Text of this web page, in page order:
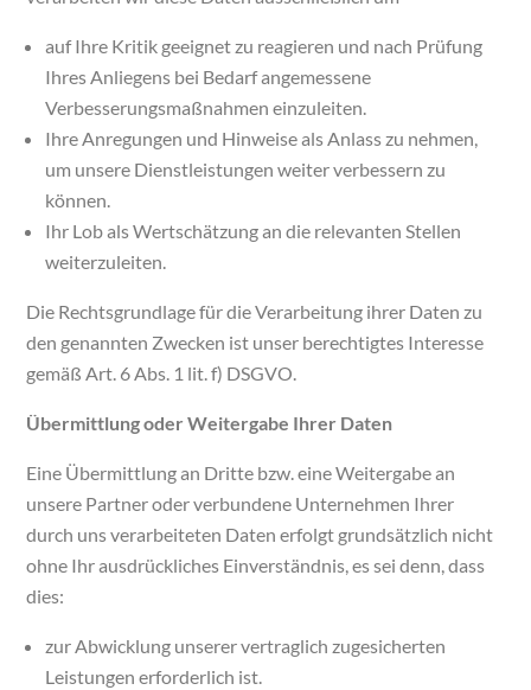
auf Ihre Kritik geeignet zu reagieren und nach Prüfung
Ihres Anliegens bei Bedarf angemessene
Verbesserungsmaßnahmen einzuleiten.
Ihre Anregungen und Hinweise als Anlass zu nehmen,
um unsere Dienstleistungen weiter verbessern zu
können.
Ihr Lob als Wertschätzung an die relevanten Stellen
weiterzuleiten.
Die Rechtsgrundlage für die Verarbeitung ihrer Daten zu
den genannten Zwecken ist unser berechtigtes Interesse
gemäß Art. 6 Abs. 1 lit. f) DSGVO.
Übermittlung oder Weitergabe Ihrer Daten
Eine Übermittlung an Dritte bzw. eine Weitergabe an
unsere Partner oder verbundene Unternehmen Ihrer
durch uns verarbeiteten Daten erfolgt grundsätzlich nicht
ohne Ihr ausdrückliches Einverständnis, es sei denn, dass
dies:
zur Abwicklung unserer vertraglich zugesicherten
Leistungen erforderlich ist.